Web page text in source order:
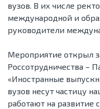
вузов. В их числе
международной и
руководители
Мероприятие открыл
Россотрудничества –
«Иностранные
вузов несут частицу
работают на развитие